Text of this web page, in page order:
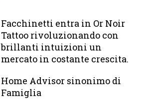
Facchinetti entra in Or Noir
Tattoo rivoluzionando con
brillanti intuizioni un
mercato in costante crescita.
Home Advisor sinonimo di
Famiglia